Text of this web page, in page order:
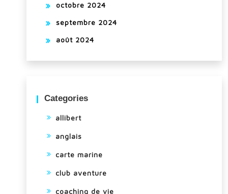
octobre 2024
septembre 2024
août 2024
Categories
allibert
anglais
carte marine
club aventure
coaching de vie